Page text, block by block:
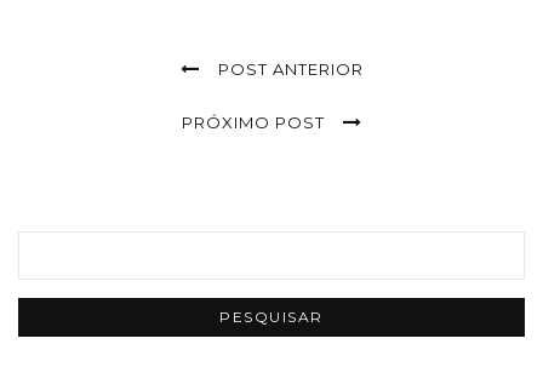
POST ANTERIOR
PRÓXIMO POST